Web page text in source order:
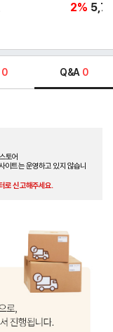
2%
0 Q&A 0
토어
이트는 운영하고 있지 않습니
로 신고해주세요.